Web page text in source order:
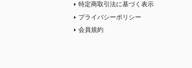
特定商取引法に基づく表示
プライバシーポリシー
会員規約